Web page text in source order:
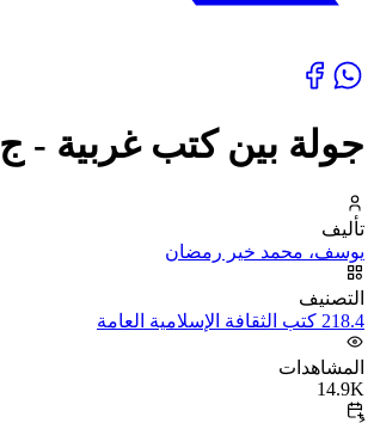
جولة بين كتب غربية - ج 1
تأليف
يوسف، محمد خير رمضان
التصنيف
218.4 كتب الثقافة الإسلامية العامة
المشاهدات
14.9K